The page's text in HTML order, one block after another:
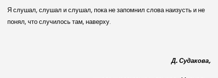
Я слушал, слушал и слушал, пока не запомнил слова наизусть и не
понял, что случилось там, наверху.
Д. Судакова,